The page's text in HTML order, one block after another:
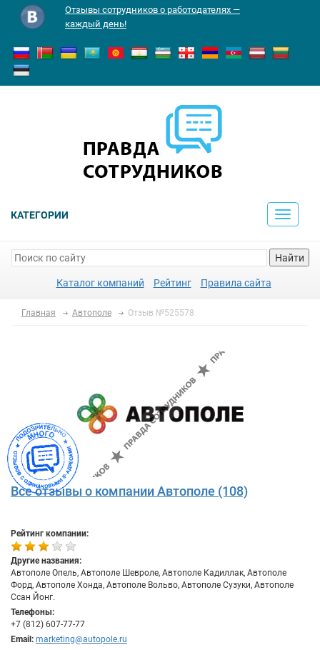
Отзывы сотрудников о работодателях —
каждый день!
КАТЕГОРИИ
Toggle
Найти
Каталог компаний Рейтинг Правила сайта
Главная Автополе Отзыв №525578
Все отзывы о компании Автополе (108)
Рейтинг компании:
Другие названия:
Автополе Опель, Автополе Шевроле, Автополе Кадиллак, Автополе
Форд, Автополе Хонда, Автополе Вольво, Автополе Сузуки, Автополе
Ссан Йонг.
Телефоны:
+7 (812) 607-77-77
Email: marketing@autopole.ru